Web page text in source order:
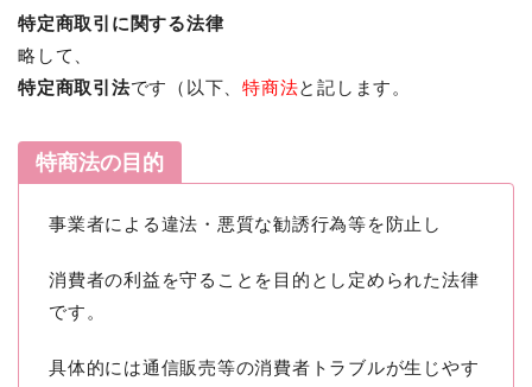
特定商取引に関する法律
略して、
特定商取引法です（以下、特商法と記します。
特商法の目的
事業者による違法・悪質な勧誘行為等を防止し
消費者の利益を守ることを目的とし定められた法律
です。
具体的には通信販売等の消費者トラブルが生じやす